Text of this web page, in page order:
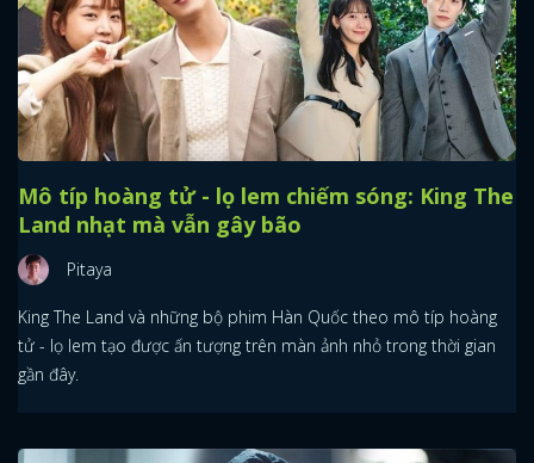
Mô típ hoàng tử - lọ lem chiếm sóng: King The
Land nhạt mà vẫn gây bão
Pitaya
King The Land và những bộ phim Hàn Quốc theo mô típ hoàng
tử - lọ lem tạo được ấn tượng trên màn ảnh nhỏ trong thời gian
gần đây.